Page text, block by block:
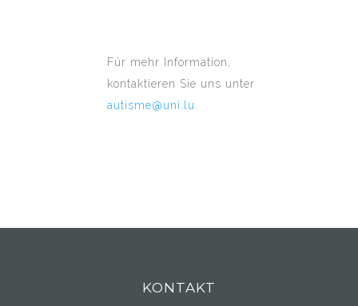
Für mehr Information,
kontaktieren Sie uns unter
autisme@uni.lu.
KONTAKT